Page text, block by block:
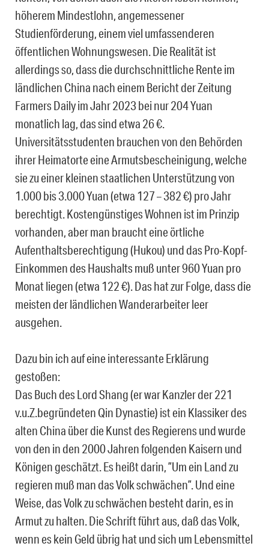
höherem Mindestlohn, angemessener
Studienförderung, einem viel umfassenderen
öffentlichen Wohnungswesen. Die Realität ist
allerdings so, dass die durchschnittliche Rente im
ländlichen China nach einem Bericht der Zeitung
Farmers Daily im Jahr 2023 bei nur 204 Yuan
monatlich lag, das sind etwa 26 €.
Universitätsstudenten brauchen von den Behörden
ihrer Heimatorte eine Armutsbescheinigung, welche
sie zu einer kleinen staatlichen Unterstützung von
1.000 bis 3.000 Yuan (etwa 127 – 382 €) pro Jahr
berechtigt. Kostengünstiges Wohnen ist im Prinzip
vorhanden, aber man braucht eine örtliche
Aufenthaltsberechtigung (Hukou) und das Pro-Kopf-
Einkommen des Haushalts muß unter 960 Yuan pro
Monat liegen (etwa 122 €). Das hat zur Folge, dass die
meisten der ländlichen Wanderarbeiter leer
ausgehen.
Dazu bin ich auf eine interessante Erklärung
gestoßen:
Das Buch des Lord Shang (er war Kanzler der 221
v.u.Z.begründeten Qin Dynastie) ist ein Klassiker des
alten China über die Kunst des Regierens und wurde
von den in den 2000 Jahren folgenden Kaisern und
Königen geschätzt. Es heißt darin, ”Um ein Land zu
regieren muß man das Volk schwächen”. Und eine
Weise, das Volk zu schwächen besteht darin, es in
Armut zu halten. Die Schrift führt aus, daß das Volk,
wenn es kein Geld übrig hat und sich um Lebensmittel